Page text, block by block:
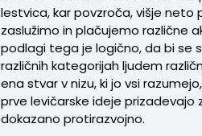
lestvica, kar povzroča, višje neto
zaslužimo in plačujemo različne
podlagi tega je logično, da bi se
različnih kategorijah ljudem
ena stvar v nizu, ki jo vsi
prve levičarske ideje prizadevajo
dokazano protirazvojno.